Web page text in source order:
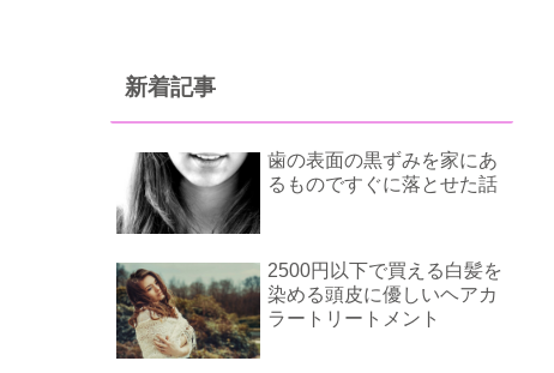
新着記事
歯の表面の黒ずみを家にあ
るものですぐに落とせた話
2500円以下で買える白髪を
染める頭皮に優しいヘアカ
ラートリートメント